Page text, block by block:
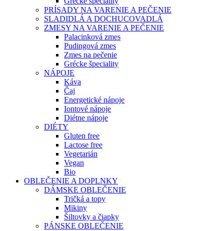
PRÍSADY NA VARENIE A PEČENIE
SLADIDLÁ A DOCHUCOVADLÁ
ZMESY NA VARENIE A PEČENIE
Palacinková zmes
Pudingová zmes
Zmes na pečenie
Grécke špeciality
NÁPOJE
Káva
Čaj
Energetické nápoje
Iontové nápoje
Diétne nápoje
DIÉTY
Gluten free
Lactose free
Vegetarián
Vegan
Bio
OBLEČENIE A DOPLNKY
DÁMSKE OBLEČENIE
Tričká a topy
Mikiny
Šiltovky a čiapky
PÁNSKE OBLEČENIE